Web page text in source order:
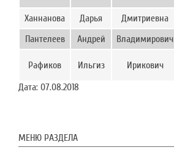
Ханнанова Дарья Дмитриевна
Пантелеев
Андрей Владимирович
Рафиков Ильгиз Ирикович
Дата: 07.08.2018
МЕНЮ РАЗДЕЛА